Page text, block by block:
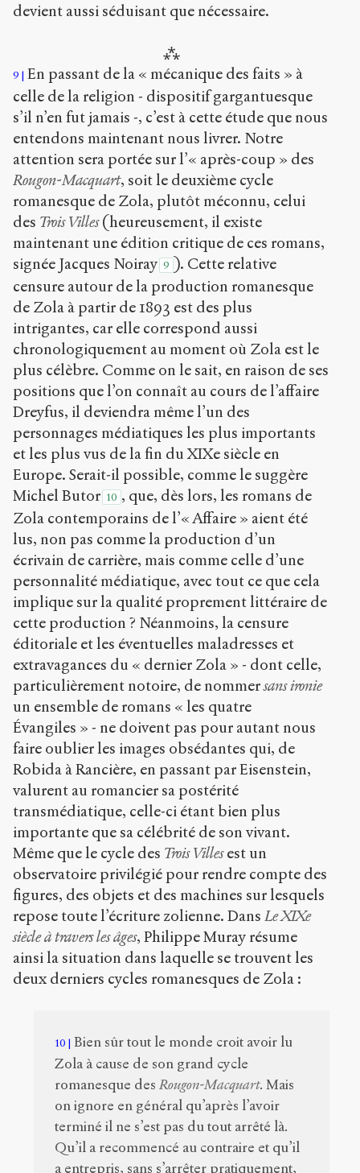
devient aussi séduisant que nécessaire.
⁂
9
En passant de la « mécanique des faits » à
celle de la religion - dispositif gargantuesque
s’il n’en fut jamais -, c’est à cette étude que nous
entendons maintenant nous livrer. Notre
attention sera portée sur l’« après-coup » des
Rougon-Macquart, soit le deuxième cycle
romanesque de Zola, plutôt méconnu, celui
des Trois Villes(heureusement, il existe
maintenant une édition critique de ces romans,
signée Jacques Noiray 9 ). Cette relative
censure autour de la production romanesque
de Zola à partir de 1893 est des plus
intrigantes, car elle correspond aussi
chronologiquement au moment où Zola est le
plus célèbre. Comme on le sait, en raison de ses
positions que l’on connaît au cours de l’affaire
Dreyfus, il deviendra même l’un des
personnages médiatiques les plus importants
et les plus vus de la fin du XIXe siècle en
Europe. Serait-il possible, comme le suggère
Michel Butor 10 , que, dès lors, les romans de
Zola contemporains de l’« Affaire » aient été
lus, non pas comme la production d’un
écrivain de carrière, mais comme celle d’une
personnalité médiatique, avec tout ce que cela
implique sur la qualité proprement littéraire de
cette production ? Néanmoins, la censure
éditoriale et les éventuelles maladresses et
extravagances du « dernier Zola » - dont celle,
particulièrement notoire, de nommersans ironie
un ensemble de romans « les quatre
Évangiles » - ne doivent pas pour autant nous
faire oublier les images obsédantes qui, de
Robida à Rancière, en passant par Eisenstein,
valurent au romancier sa postérité
transmédiatique, celle-ci étant bien plus
importante que sa célébrité de son vivant.
Même que le cycle des Trois Villesest un
observatoire privilégié pour rendre compte des
figures, des objets et des machines sur lesquels
repose toute l’écriture zolienne. Dans Le XIXe
siècle à travers les âges, Philippe Muray résume
ainsi la situation dans laquelle se trouvent les
deux derniers cycles romanesques de Zola :
10
Bien sûr tout le monde croit avoir lu
Zola à cause de son grand cycle
romanesque desRougon-Macquart. Mais
on ignore en général qu’après l’avoir
terminé il ne s’est pas du tout arrêté là.
Qu’il a recommencé au contraire et qu’il
a entrepris, sans s’arrêter pratiquement,